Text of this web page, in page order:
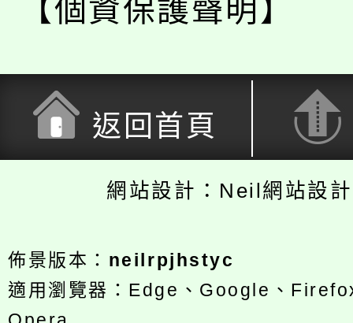
【個資保護聲明】
返回首頁
網站設計：Neil網站設
佈景版本： neilrpjhstyc
適用瀏覽器：Edge、Google、